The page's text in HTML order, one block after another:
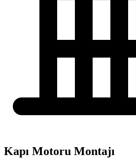
Kapı Motoru Montajı